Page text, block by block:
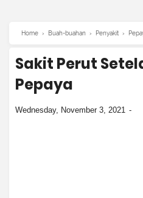
Home › Buah-buahan › Penyakit ›
Sakit Perut
Pepaya
Wednesday, November 3, 2021